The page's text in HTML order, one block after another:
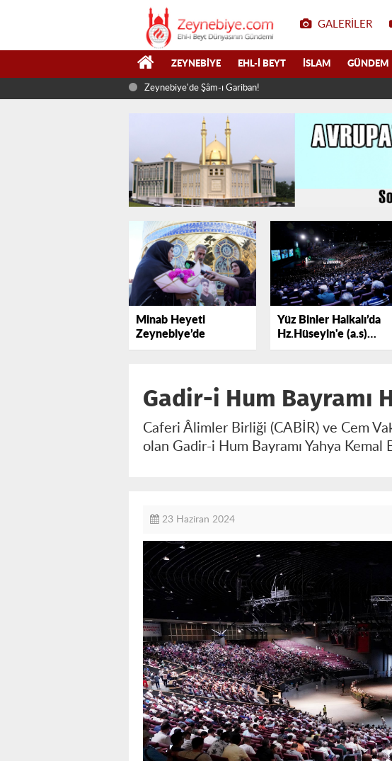
GALERILER
ZEYNEBIYE EHL-I BEYT İSLAM GÜNDEM
Zeynebiye'de Şâm-ı Gariban!
Minab Heyeti
Zeynebiye’de
Yüz Binler Halkalı’da
Hz.Hüseyin'e (a.s)
Lebbeyk Dedi
Gadir-i Hum Bayramı
Caferi Âlimler Birliği (CABİR) ve Cem
olan Gadir-i Hum Bayramı Yahya
23 Haziran 2024